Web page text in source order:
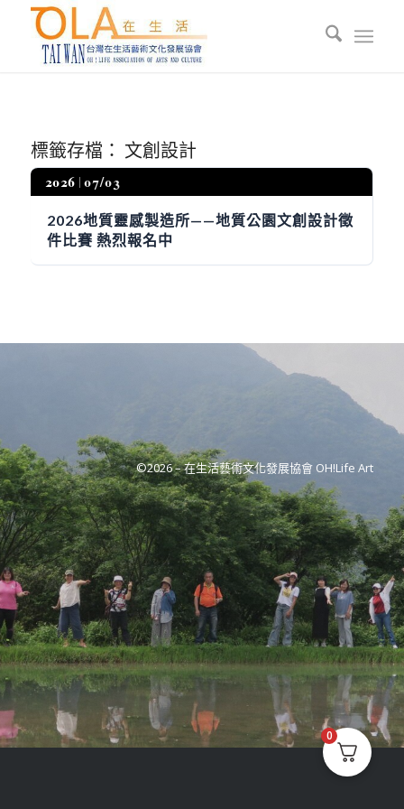
標籤存檔： 文創設計
2026 07/03
2026地質靈感製造所——地質公園文創設計徵
件比賽 熱烈報名中
©2026 –在生活藝術文化發展協會 OH!Life Art
0